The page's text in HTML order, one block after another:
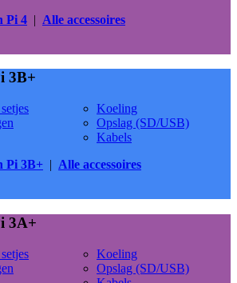
Pi 4 | Alle accessoires
3B+
Koeling
Opslag (SD/USB)
Kabels
Pi 3B+ | Alle accessoires
3A+
Koeling
Opslag (SD/USB)